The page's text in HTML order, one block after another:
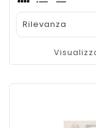
Rilevanza